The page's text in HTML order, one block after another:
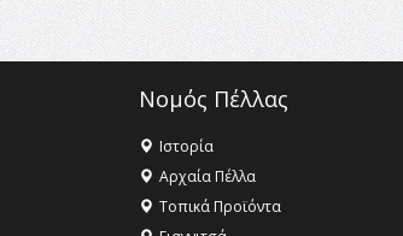
Νομός Πέλλας
Ιστορία
Αρχαία Πέλλα
Τοπικά Προϊόντα